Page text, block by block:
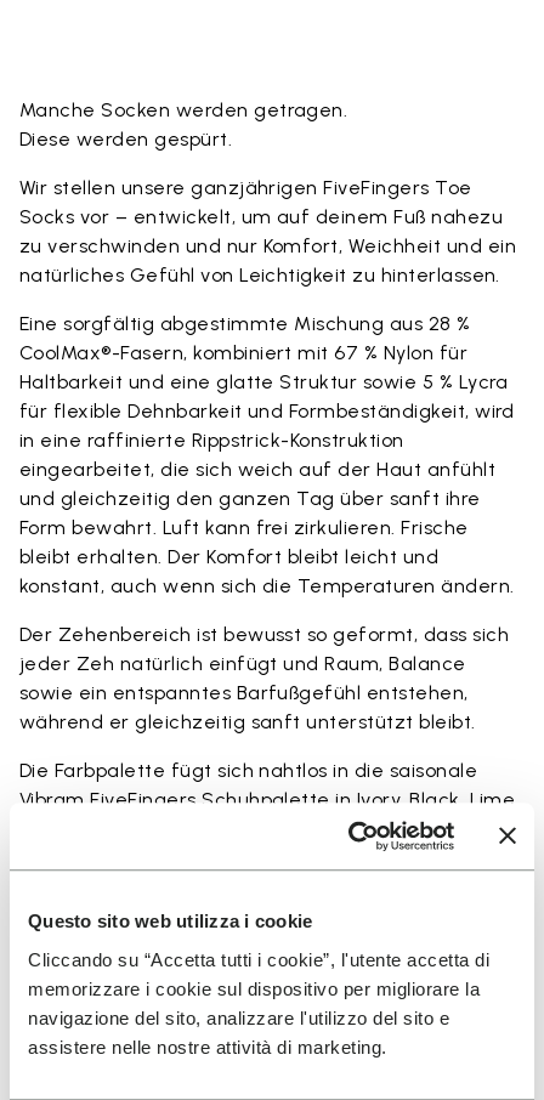
Questo sito web utilizza i cookie
Cliccando su “Accetta tutti i cookie”, l'utente accetta di
memorizzare i cookie sul dispositivo per migliorare la
navigazione del sito, analizzare l'utilizzo del sito e
assistere nelle nostre attività di marketing.
Manche Socken werden getragen.
Diese werden gespürt.
Wir stellen unsere ganzjährigen FiveFingers Toe
Socks vor – entwickelt, um auf deinem Fuß nahezu
zu verschwinden und nur Komfort, Weichheit und ein
natürliches Gefühl von Leichtigkeit zu hinterlassen.
Eine sorgfältig abgestimmte Mischung aus 28 %
CoolMax®-Fasern, kombiniert mit 67 % Nylon für
Haltbarkeit und eine glatte Struktur sowie 5 % Lycra
für flexible Dehnbarkeit und Formbeständigkeit, wird
in eine raffinierte Rippstrick-Konstruktion
eingearbeitet, die sich weich auf der Haut anfühlt
und gleichzeitig den ganzen Tag über sanft ihre
Form bewahrt. Luft kann frei zirkulieren. Frische
bleibt erhalten. Der Komfort bleibt leicht und
konstant, auch wenn sich die Temperaturen ändern.
Der Zehenbereich ist bewusst so geformt, dass sich
jeder Zeh natürlich einfügt und Raum, Balance
sowie ein entspanntes Barfußgefühl entstehen,
während er gleichzeitig sanft unterstützt bleibt.
Die Farbpalette fügt sich nahtlos in die saisonale
Vibram FiveFingers Schuhpalette in Ivory, Black, Lime
und Fig ein und macht jede Kombination mühelos
Rhythmus.
Höhen vom oberen Bündchen bis zur Ferse: 17 CM